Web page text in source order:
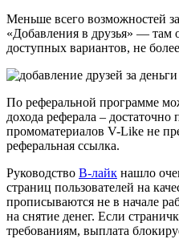
Меньше всего возможностей
«Добавления в друзья» — там
доступных вариантов, не
По реферальной программе
дохода реферала –
промоматериалов V-Like не
реферальная ссылка.
Руководство В-лайк нашло
страниц пользователей на
прописываются не в начале
на снятие денег. Если
требованиям, выплата